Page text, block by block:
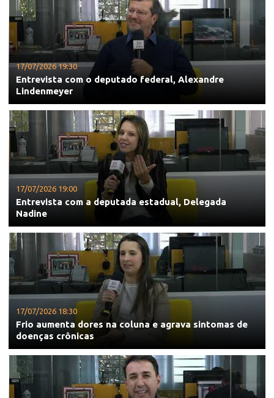
17/07/2026 19:30
Entrevista com o deputado federal, Alexandre
Lindenmeyer
17/07/2026 19:00
Entrevista com a deputada estadual, Delegada
Nadine
17/07/2026 18:30
Frio aumenta dores na coluna e agrava sintomas de
doenças crônicas